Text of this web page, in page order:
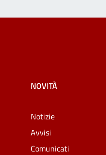
NOVITÀ
Notizie
Avvisi
Comunicati